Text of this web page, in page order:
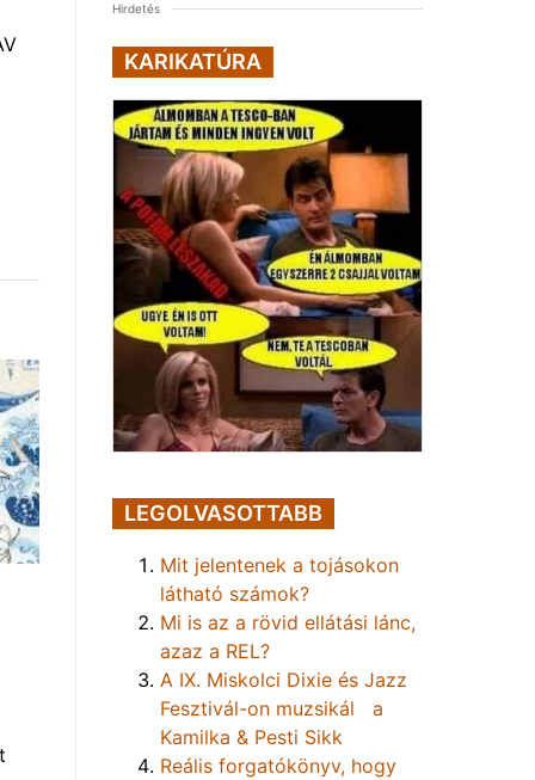
Hirdetés
KARIKATÚRA
LEGOLVASOTTABB
Mit jelentenek a tojásokon
látható számok?
Mi is az a rövid ellátási lánc,
azaz a REL?
A IX. Miskolci Dixie és Jazz
Fesztivál-on muzsikál a
Kamilka & Pesti Sikk
Reális forgatókönyv, hogy